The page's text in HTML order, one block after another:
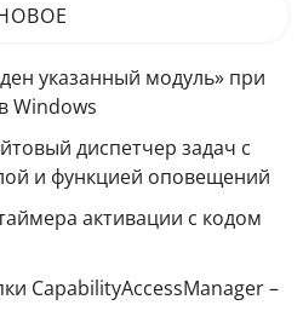
указанный модуль» при
Windows
диспетчер задач с
и функцией оповещений
активации с кодом
CapabilityAccessManager –